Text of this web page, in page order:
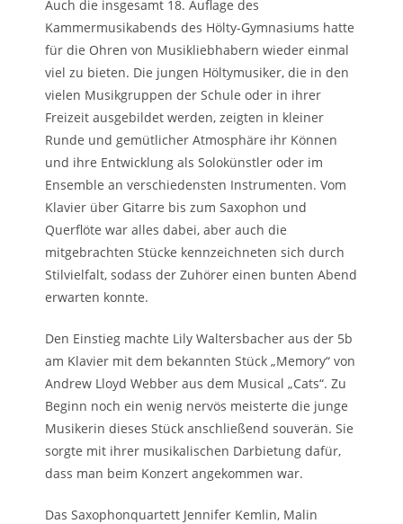
Auch die insgesamt 18. Auflage des
Kammermusikabends des Hölty-Gymnasiums hatte
für die Ohren von Musikliebhabern wieder einmal
viel zu bieten. Die jungen Höltymusiker, die in den
vielen Musikgruppen der Schule oder in ihrer
Freizeit ausgebildet werden, zeigten in kleiner
Runde und gemütlicher Atmosphäre ihr Können
und ihre Entwicklung als Solokünstler oder im
Ensemble an verschiedensten Instrumenten. Vom
Klavier über Gitarre bis zum Saxophon und
Querflöte war alles dabei, aber auch die
mitgebrachten Stücke kennzeichneten sich durch
Stilvielfalt, sodass der Zuhörer einen bunten Abend
erwarten konnte.
Den Einstieg machte Lily Waltersbacher aus der 5b
am Klavier mit dem bekannten Stück „Memory“ von
Andrew Lloyd Webber aus dem Musical „Cats“. Zu
Beginn noch ein wenig nervös meisterte die junge
Musikerin dieses Stück anschließend souverän. Sie
sorgte mit ihrer musikalischen Darbietung dafür,
dass man beim Konzert angekommen war.
Das Saxophonquartett Jennifer Kemlin, Malin